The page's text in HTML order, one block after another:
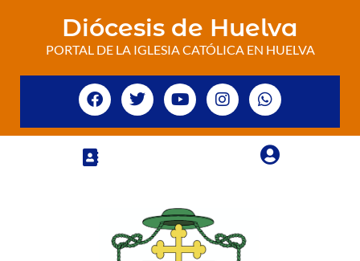
Diócesis de Huelva
PORTAL DE LA IGLESIA CATÓLICA EN HUELVA